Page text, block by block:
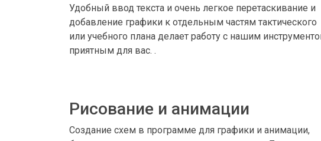
Удобный ввод текста и очень легкое перетаскивание и
добавление графики к отдельным частям тактического
или учебного плана делает работу с нашим
приятным для вас. .
Рисование и анимации
Создание схем в программе для графики и анимации,